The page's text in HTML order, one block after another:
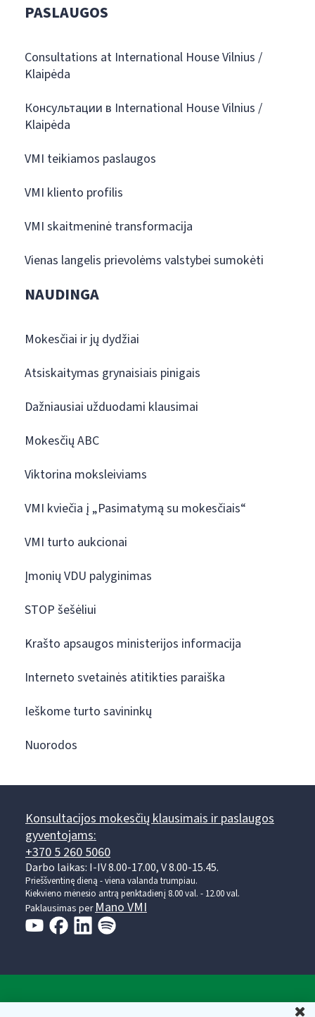
PASLAUGOS
Consultations at International House Vilnius /
Klaipėda
Консультации в International House Vilnius /
Klaipėda
VMI teikiamos paslaugos
VMI kliento profilis
VMI skaitmeninė transformacija
Vienas langelis prievolėms valstybei sumokėti
NAUDINGA
Mokesčiai ir jų dydžiai
Atsiskaitymas grynaisiais pinigais
Dažniausiai užduodami klausimai
Mokesčių ABC
Viktorina moksleiviams
VMI kviečia į „Pasimatymą su mokesčiais“
VMI turto aukcionai
Įmonių VDU palyginimas
STOP šešėliui
Krašto apsaugos ministerijos informacija
Interneto svetainės atitikties paraiška
Ieškome turto savininkų
Nuorodos
Konsultacijos mokesčių klausimais ir paslaugos
gyventojams:
+370 5 260 5060
Darbo laikas: I-IV 8.00-17.00, V 8.00-15.45.
Prieššventinę dieną - viena valanda trumpiau.
Kiekvieno mėnesio antrą penktadienį 8.00 val. - 12.00 val.
Paklausimas per Mano VMI